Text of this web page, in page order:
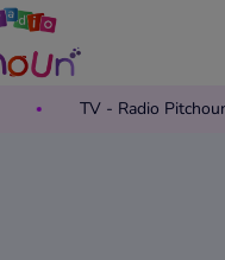
TV - Radio